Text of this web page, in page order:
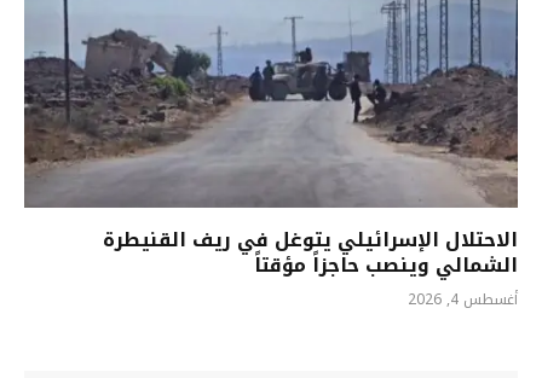
الاحتلال الإسرائيلي يتوغل في ريف القنيطرة
الشمالي وينصب حاجزاً مؤقتاً
أغسطس 4, 2026